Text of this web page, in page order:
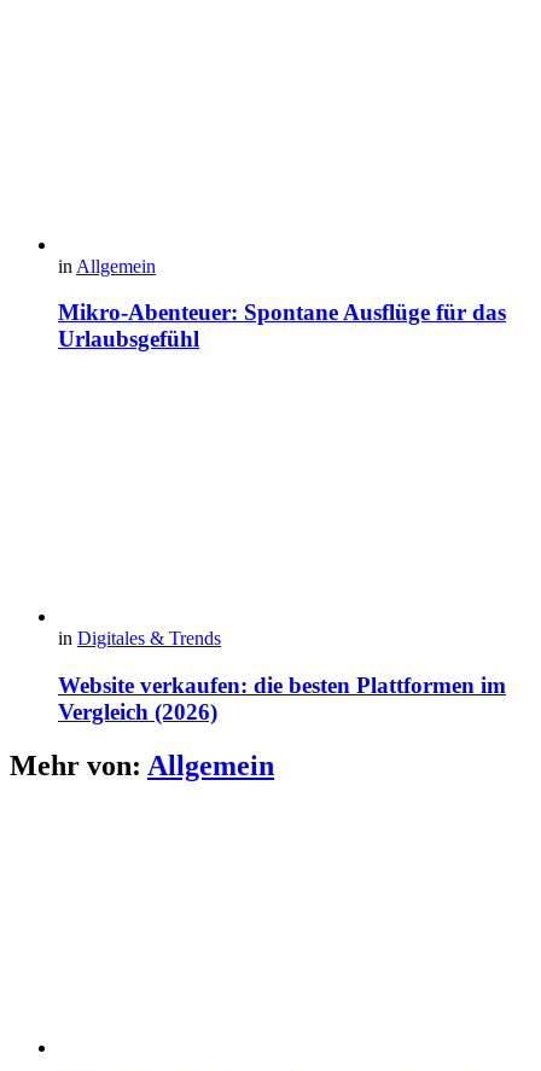
in Allgemein
Mikro-Abenteuer: Spontane Ausflüge für das
Urlaubsgefühl
in Digitales & Trends
Website verkaufen: die besten Plattformen im
Vergleich (2026)
Mehr von: Allgemein